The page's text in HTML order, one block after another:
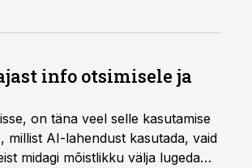
info otsimisele ja
on täna veel selle kasutamise
millist AI-lahendust kasutada, vaid
midagi mõistlikku välja lugeda